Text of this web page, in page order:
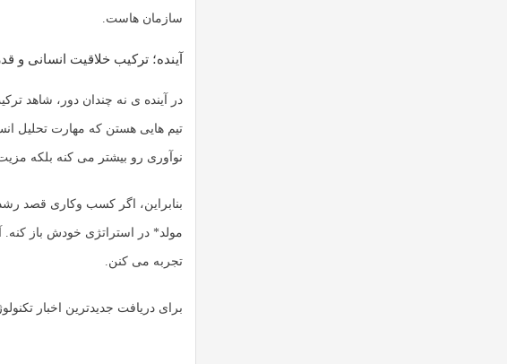
سازمان هاست.
آینده؛ ترکیب خلاقیت انسانی
در آینده ی نه چندان دور، شاهد
تیم هایی هستن که مهارت تحلیل
نوآوری رو بیشتر می کنه بلکه
بنابراین، اگر کسب وکاری قصد رشد
مولد* در استراتژی خودش باز
تجربه می کنن.
برای دریافت جدیدترین اخبار